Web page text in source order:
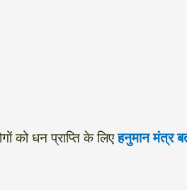
को धन प्राप्ति के लिएहनुमान मंत्र